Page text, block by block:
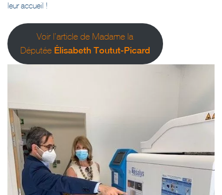
leur accueil !
Voir l’article de Madame la
Députée Élisabeth Toutut-Picard